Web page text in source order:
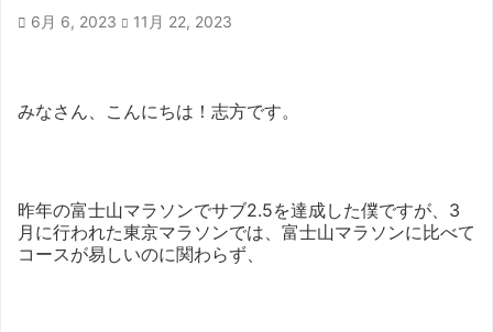
6月 6, 2023 11月 22, 2023
みなさん、こんにちは！志方です。
昨年の富士山マラソンでサブ2.5を達成した僕ですが、3
月に行われた東京マラソンでは、富士山マラソンに比べて
コースが易しいのに関わらず、